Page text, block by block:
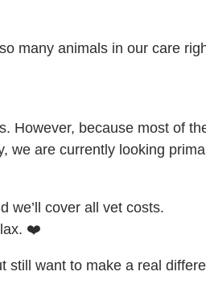
many animals in our care
However, because most of
we are currently looking
we’ll cover all vet costs.
❤️
still want to make a real